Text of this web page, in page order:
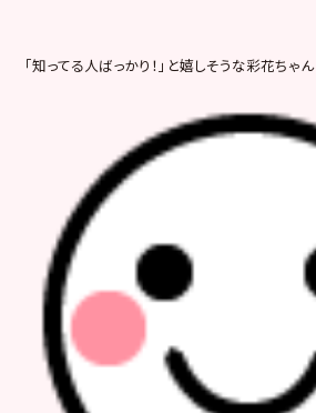
「知ってる人ばっかり！」と嬉しそうな彩花ちゃん